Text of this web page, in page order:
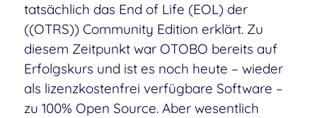
tatsächlich das End of Life (EOL) der
((OTRS)) Community Edition erklärt. Zu
diesem Zeitpunkt war OTOBO bereits auf
Erfolgskurs und ist es noch heute – wieder
als lizenzkostenfrei verfügbare Software –
zu 100% Open Source. Aber wesentlich